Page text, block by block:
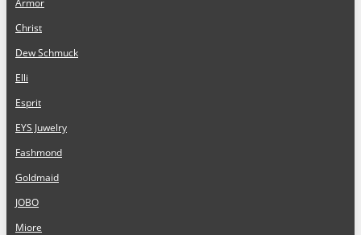
Armor
Christ
Dew Schmuck
Elli
Esprit
EYS Juwelry
Fashmond
Goldmaid
JOBO
Miore